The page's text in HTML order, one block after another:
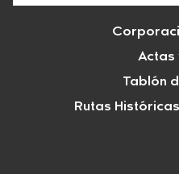
Actas
Tablón
Rutas